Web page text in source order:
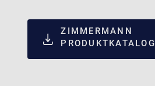
ZIMMERMANN
PRODUKTKATALOG